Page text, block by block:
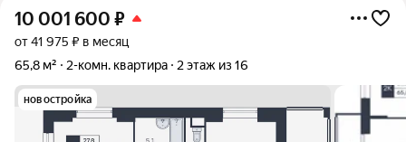
10 001 600 ₽
от 41 975 ₽ в месяц
65,8 м²
2-комн. квартира 2 этаж из 16
новостройка